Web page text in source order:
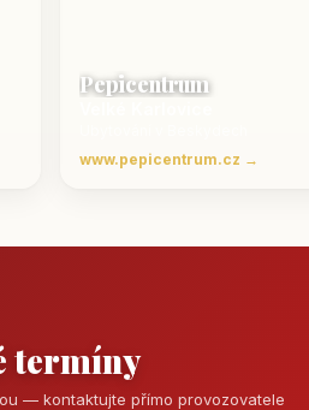
Pepicentrum
www.pepicentrum.cz →
termíny
— kontaktujte přímo provozovatele